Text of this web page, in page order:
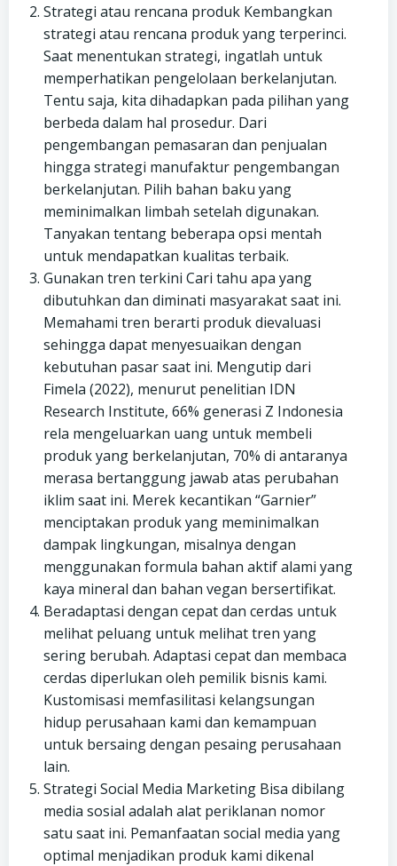
Strategi atau rencana produk Kembangkan
strategi atau rencana produk yang terperinci.
Saat menentukan strategi, ingatlah untuk
memperhatikan pengelolaan berkelanjutan.
Tentu saja, kita dihadapkan pada pilihan yang
berbeda dalam hal prosedur. Dari
pengembangan pemasaran dan penjualan
hingga strategi manufaktur pengembangan
berkelanjutan. Pilih bahan baku yang
meminimalkan limbah setelah digunakan.
Tanyakan tentang beberapa opsi mentah
untuk mendapatkan kualitas terbaik.
Gunakan tren terkini Cari tahu apa yang
dibutuhkan dan diminati masyarakat saat ini.
Memahami tren berarti produk dievaluasi
sehingga dapat menyesuaikan dengan
kebutuhan pasar saat ini. Mengutip dari
Fimela (2022), menurut penelitian IDN
Research Institute, 66% generasi Z Indonesia
rela mengeluarkan uang untuk membeli
produk yang berkelanjutan, 70% di antaranya
merasa bertanggung jawab atas perubahan
iklim saat ini. Merek kecantikan “Garnier”
menciptakan produk yang meminimalkan
dampak lingkungan, misalnya dengan
menggunakan formula bahan aktif alami yang
kaya mineral dan bahan vegan bersertifikat.
Beradaptasi dengan cepat dan cerdas untuk
melihat peluang untuk melihat tren yang
sering berubah. Adaptasi cepat dan membaca
cerdas diperlukan oleh pemilik bisnis kami.
Kustomisasi memfasilitasi kelangsungan
hidup perusahaan kami dan kemampuan
untuk bersaing dengan pesaing perusahaan
lain.
Strategi Social Media Marketing Bisa dibilang
media sosial adalah alat periklanan nomor
satu saat ini. Pemanfaatan social media yang
optimal menjadikan produk kami dikenal